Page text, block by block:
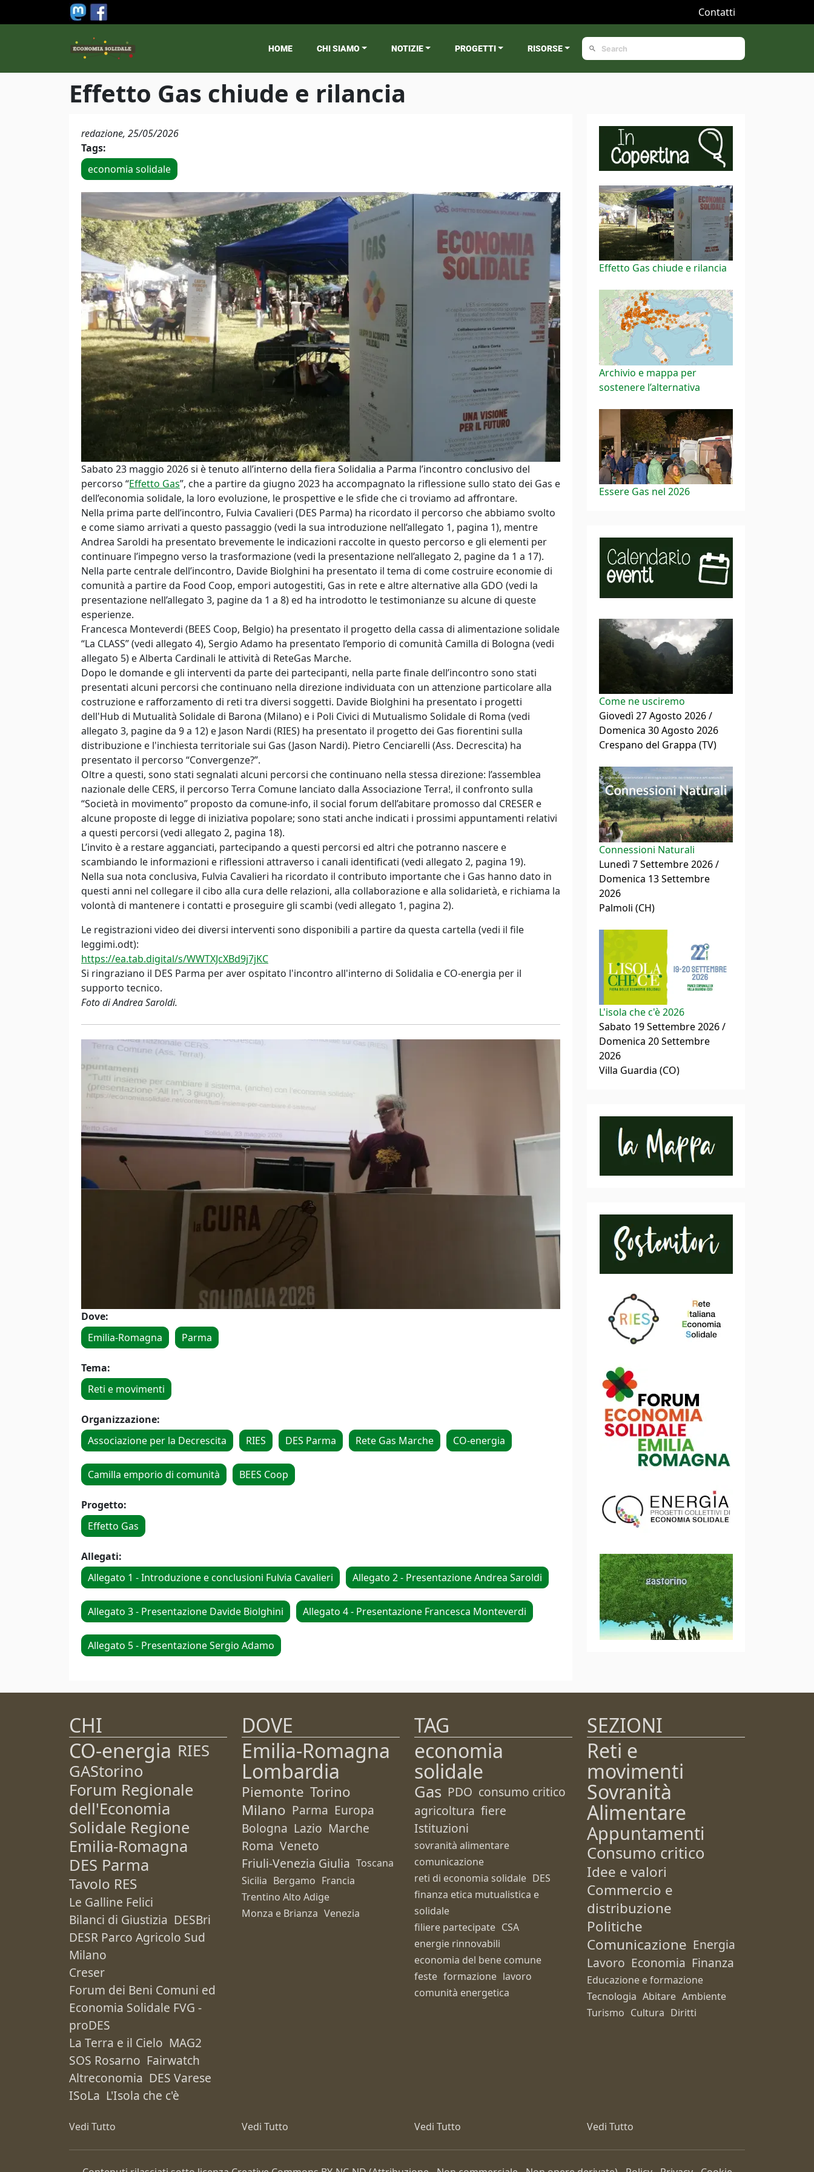
Salta al contenuto principale Contatti
Main menu
HOME CHI SIAMO NOTIZIE PROGETTI RISORSE
Effetto Gas chiude e rilancia
redazione, 25/05/2026
Tags:
economia solidale
Sabato 23 maggio 2026 si è tenuto all’interno della fiera Solidalia a Parma l’incontro conclusivo del
percorso “Effetto Gas”, che a partire da giugno 2023 ha accompagnato la riflessione sullo stato dei Gas e
dell’economia solidale, la loro evoluzione, le prospettive e le sfide che ci troviamo ad affrontare.
Nella prima parte dell’incontro, Fulvia Cavalieri (DES Parma) ha ricordato il percorso che abbiamo svolto
e come siamo arrivati a questo passaggio (vedi la sua introduzione nell’allegato 1, pagina 1), mentre
Andrea Saroldi ha presentato brevemente le indicazioni raccolte in questo percorso e gli elementi per
continuare l’impegno verso la trasformazione (vedi la presentazione nell’allegato 2, pagine da 1 a 17).
Nella parte centrale dell’incontro, Davide Biolghini ha presentato il tema di come costruire economie di
comunità a partire da Food Coop, empori autogestiti, Gas in rete e altre alternative alla GDO (vedi la
presentazione nell’allegato 3, pagine da 1 a 8) ed ha introdotto le testimonianze su alcune di queste
esperienze.
Francesca Monteverdi (BEES Coop, Belgio) ha presentato il progetto della cassa di alimentazione solidale
“La CLASS” (vedi allegato 4), Sergio Adamo ha presentato l’emporio di comunità Camilla di Bologna (vedi
allegato 5) e Alberta Cardinali le attività di ReteGas Marche.
Dopo le domande e gli interventi da parte dei partecipanti, nella parte finale dell’incontro sono stati
presentati alcuni percorsi che continuano nella direzione individuata con un attenzione particolare alla
costruzione e rafforzamento di reti tra diversi soggetti. Davide Biolghini ha presentato i progetti
dell'Hub di Mutualità Solidale di Barona (Milano) e i Poli Civici di Mutualismo Solidale di Roma (vedi
allegato 3, pagine da 9 a 12) e Jason Nardi (RIES) ha presentato il progetto dei Gas fiorentini sulla
distribuzione e l'inchiesta territoriale sui Gas (Jason Nardi). Pietro Cenciarelli (Ass. Decrescita) ha
presentato il percorso “Convergenze?”.
Oltre a questi, sono stati segnalati alcuni percorsi che continuano nella stessa direzione: l’assemblea
nazionale delle CERS, il percorso Terra Comune lanciato dalla Associazione Terra!, il confronto sulla
“Società in movimento” proposto da comune-info, il social forum dell’abitare promosso dal CRESER e
alcune proposte di legge di iniziativa popolare; sono stati anche indicati i prossimi appuntamenti relativi
a questi percorsi (vedi allegato 2, pagina 18).
L’invito è a restare agganciati, partecipando a questi percorsi ed altri che potranno nascere e
scambiando le informazioni e riflessioni attraverso i canali identificati (vedi allegato 2, pagina 19).
Nella sua nota conclusiva, Fulvia Cavalieri ha ricordato il contributo importante che i Gas hanno dato in
questi anni nel collegare il cibo alla cura delle relazioni, alla collaborazione e alla solidarietà, e richiama la
volontà di mantenere i contatti e proseguire gli scambi (vedi allegato 1, pagina 2).
Le registrazioni video dei diversi interventi sono disponibili a partire da questa cartella (vedi il file
leggimi.odt):
https://ea.tab.digital/s/WWTXJcXBd9j7jKC
Si ringraziano il DES Parma per aver ospitato l'incontro all'interno di Solidalia e CO-energia per il
supporto tecnico.
Foto di Andrea Saroldi.
Dove:
Emilia-Romagna
Parma
Tema:
Reti e movimenti
Organizzazione:
Associazione per la Decrescita
RIES DES Parma Rete Gas Marche CO-energia
Camilla emporio di comunità BEES Coop
Progetto:
Effetto Gas
Allegati:
Allegato 1 - Introduzione e conclusioni Fulvia Cavalieri
Allegato 2 - Presentazione Andrea Saroldi
Allegato 3 - Presentazione Davide Biolghini Allegato 4 - Presentazione Francesca Monteverdi
Allegato 5 - Presentazione Sergio Adamo
Effetto Gas chiude e rilancia
Archivio e mappa per
sostenere l’alternativa
Essere Gas nel 2026
Come ne usciremo
Giovedì 27 Agosto 2026 /
Domenica 30 Agosto 2026
Crespano del Grappa (TV)
Connessioni Naturali
Lunedì 7 Settembre 2026 /
Domenica 13 Settembre
2026
Palmoli (CH)
L'isola che c'è 2026
Sabato 19 Settembre 2026 /
Domenica 20 Settembre
2026
Villa Guardia (CO)
CHI
CO-energia RIES
GAStorino
Forum Regionale
dell'Economia
Solidale Regione
Emilia-Romagna
DES Parma
Tavolo RES
Le Galline Felici
Bilanci di Giustizia DESBri
DESR Parco Agricolo Sud
Milano
Creser
Forum dei Beni Comuni ed
Economia Solidale FVG -
proDES
La Terra e il Cielo MAG2
SOS Rosarno Fairwatch
Altreconomia DES Varese
ISoLa L'Isola che c'è
Vedi Tutto
DOVE
Emilia-Romagna
Lombardia
Piemonte Torino
Milano Parma Europa
Bologna Lazio Marche
Roma Veneto
Friuli-Venezia Giulia Toscana
Sicilia Bergamo Francia
Trentino Alto Adige
Monza e Brianza Venezia
Vedi Tutto
TAG
economia
solidale
Gas PDO consumo critico
agricoltura fiere
Istituzioni
sovranità alimentare
comunicazione
reti di economia solidale DES
finanza etica mutualistica e
solidale
filiere partecipate CSA
energie rinnovabili
economia del bene comune
feste formazione lavoro
comunità energetica
Vedi Tutto
SEZIONI
Reti e
movimenti
Sovranità
Alimentare
Appuntamenti
Consumo critico
Idee e valori
Commercio e
distribuzione
Politiche
Comunicazione Energia
Lavoro Economia Finanza
Educazione e formazione
Tecnologia Abitare Ambiente
Turismo Cultura Diritti
Vedi Tutto